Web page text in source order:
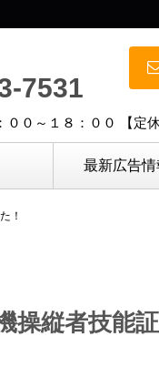
7531
００～１８：００ 【定
最新広告情
！
操縦者技能